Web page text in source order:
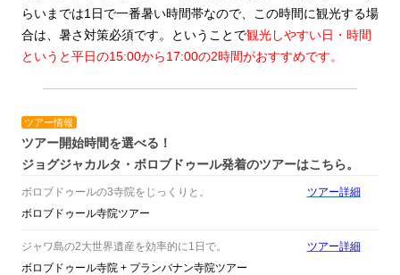
らいまでは1日で一番暑い時間帯なので、この時間に観光する場
合は、暑さ対策必須です。ということで観光しやすい日・時間
というと平日の15:00から17:00の2時間がおすすめです。
ツアー情報
ツアー開始時間を選べる！
ジョグジャカルタ・ボロブドゥール発着のツアーはこちら。
ボロブドゥールの3寺院をじっくりと。
ボロブドゥール寺院ツアー
ツアー詳細
ジャワ島の2大世界遺産を効率的に1日で。
ボロブドゥール寺院 + プランバナン寺院ツアー
ツアー詳細